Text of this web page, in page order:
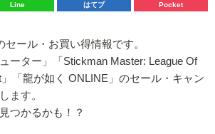
Line はてブ Pocket
セール・お買い得情報です。
ーター」「Stickman Master: League Of
「龍が如く ONLINE」のセール・キャン
ます。
つかるかも！？